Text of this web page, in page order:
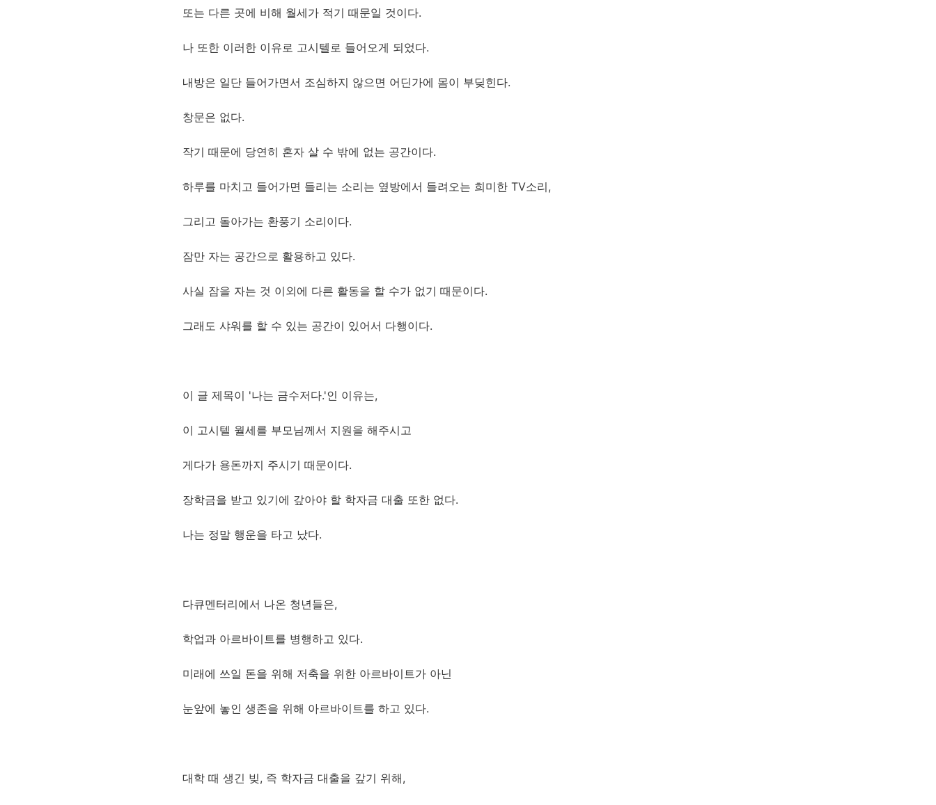
또는 다른 곳에 비해 월세가 적기 때문일 것이다.
나 또한 이러한 이유로 고시텔로 들어오게 되었다.
내방은 일단 들어가면서 조심하지 않으면 어딘가에 몸이 부딪힌다.
창문은 없다.
작기 때문에 당연히 혼자 살 수 밖에 없는 공간이다.
하루를 마치고 들어가면 들리는 소리는 옆방에서 들려오는 희미한 TV소리,
그리고 돌아가는 환풍기 소리이다.
잠만 자는 공간으로 활용하고 있다.
사실 잠을 자는 것 이외에 다른 활동을 할 수가 없기 때문이다.
그래도 샤워를 할 수 있는 공간이 있어서 다행이다.
이 글 제목이 '나는 금수저다.'인 이유는,
이 고시텔 월세를 부모님께서 지원을 해주시고
게다가 용돈까지 주시기 때문이다.
장학금을 받고 있기에 갚아야 할 학자금 대출 또한 없다.
나는 정말 행운을 타고 났다.
다큐멘터리에서 나온 청년들은,
학업과 아르바이트를 병행하고 있다.
미래에 쓰일 돈을 위해 저축을 위한 아르바이트가 아닌
눈앞에 놓인 생존을 위해 아르바이트를 하고 있다.
대학 때 생긴 빚, 즉 학자금 대출을 갚기 위해,